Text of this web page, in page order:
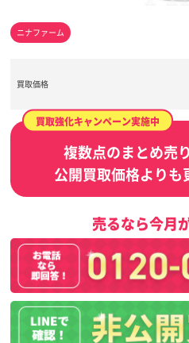
ニナファーム
買取価格
買取強化キャンペーン実施中
複数点のまとめ売
公開買取価格よりも
売るなら今月